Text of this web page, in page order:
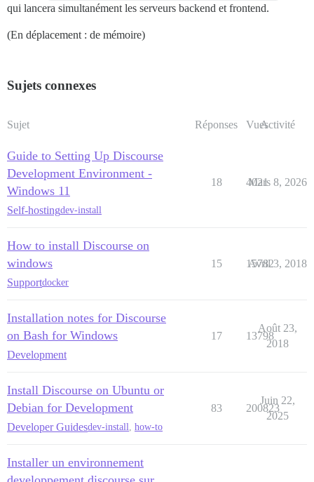
qui lancera simultanément les serveurs backend et frontend.
(En déplacement : de mémoire)
Sujets connexes
Sujet Réponses VuesActivité
Guide to Setting Up Discourse
Development Environment -
Windows 11
Self-hostingdev-install
18 4021
Mars 8, 2026
How to install Discourse on
windows
Supportdocker
15 15782
Avril 3, 2018
Installation notes for Discourse
on Bash for Windows
Development
17 13798
Août 23,
2018
Install Discourse on Ubuntu or
Debian for Development
Developer Guidesdev-install, how-to
83 200823
Juin 22,
2025
Installer un environnement